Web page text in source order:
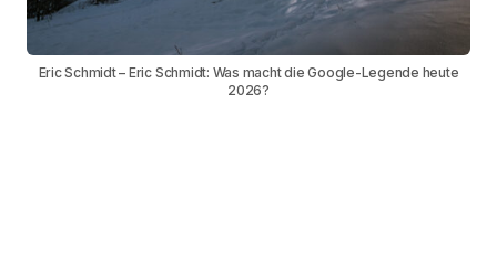
Eric Schmidt – Eric Schmidt: Was macht die Google-Legende heute
2026?